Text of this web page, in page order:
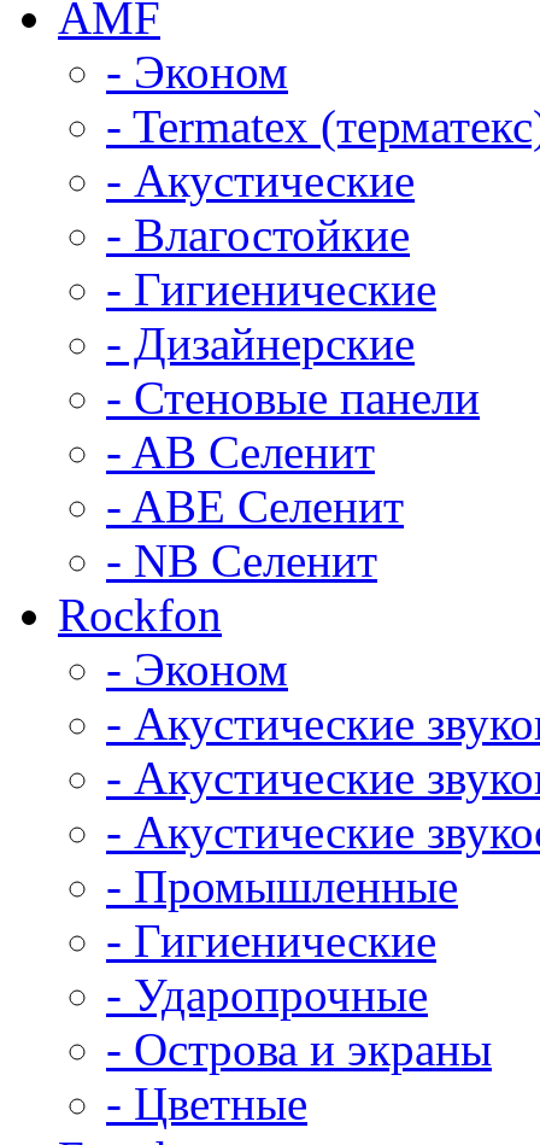
AMF
- Эконом
- Termatex
- Акустические
- Влагостойкие
- Гигиенические
- Дизайнерские
- Стеновые панели
- AB Селенит
- ABE Селенит
- NB Селенит
Rockfon
- Эконом
- Акустические
- Акустические
- Акустические
- Промышленные
- Гигиенические
- Ударопрочные
- Острова и экраны
- Цветные